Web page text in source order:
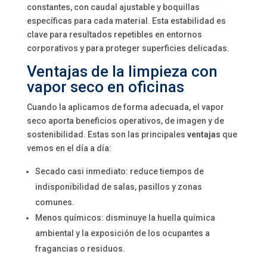
constantes, con caudal ajustable y boquillas
específicas para cada material. Esta estabilidad es
clave para resultados repetibles en entornos
corporativos y para proteger superficies delicadas.
Ventajas de la limpieza con
vapor seco en oficinas
Cuando la aplicamos de forma adecuada, el vapor
seco aporta beneficios operativos, de imagen y de
sostenibilidad. Estas son las principales ventajas que
vemos en el día a día:
Secado casi inmediato: reduce tiempos de
indisponibilidad de salas, pasillos y zonas
comunes.
Menos químicos: disminuye la huella química
ambiental y la exposición de los ocupantes a
fragancias o residuos.